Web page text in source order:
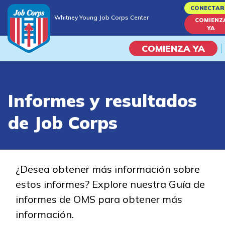
to
content
Whitney Young Job Corps Center
YA
COMIENZA YA
Vida En El Campus
Habilidades académicas
Estudiar
Programas de
Informes y resultados
de Job Corps
¿Desea obtener más información sobre
estos informes? Explore nuestra Guía de
informes de OMS para obtener más
información.